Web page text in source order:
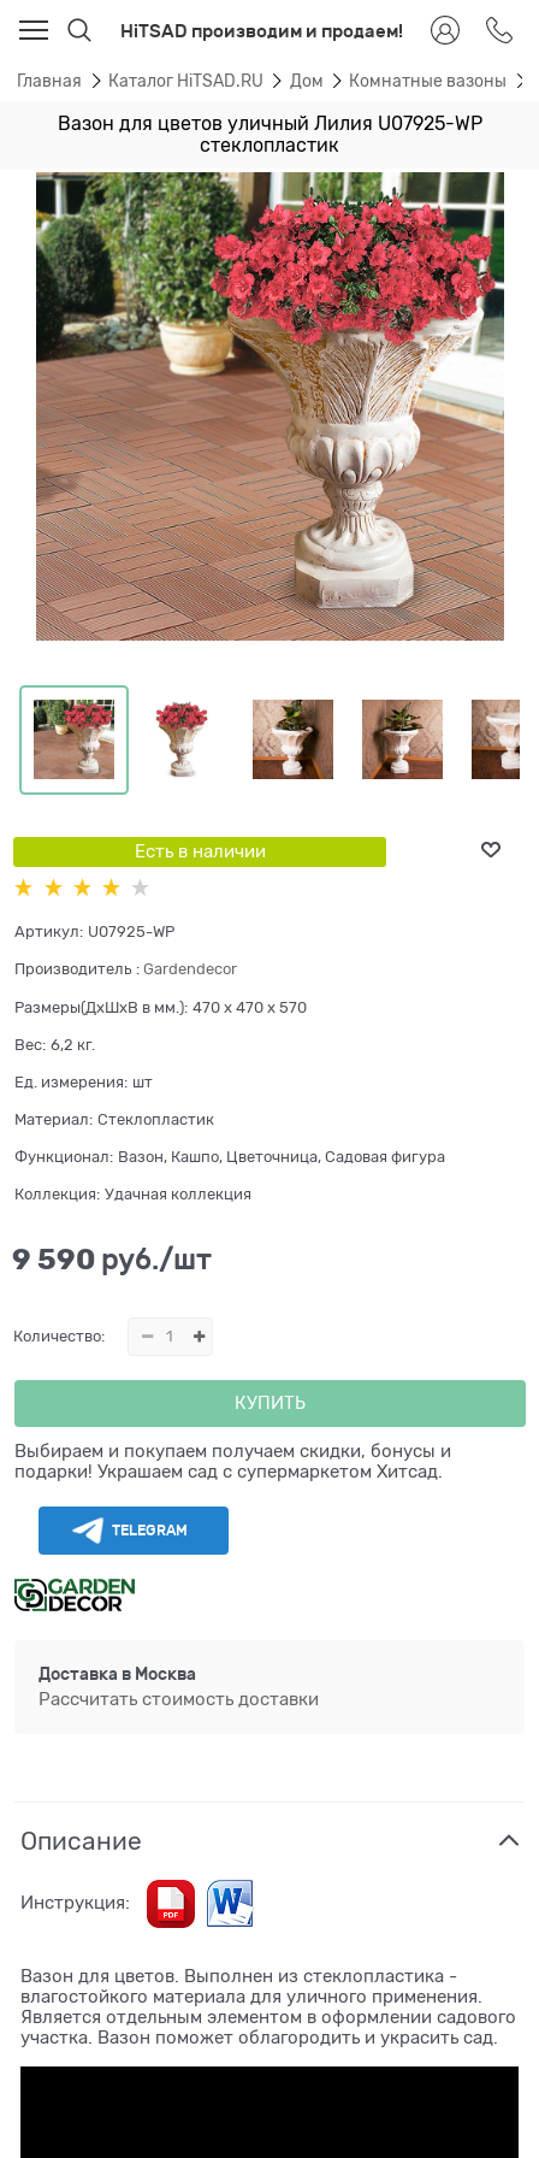
HiTSAD производим и продаем!
Главная Каталог HiTSAD.RU Дом Комнатные вазоны
Вазон для цветов уличный Лилия U07925-WP
стеклопластик
Есть в наличии
Артикул: U07925-WP
Производитель : Gardendecor
Размеры(ДхШхВ в мм.): 470 x 470 x 570
Вес: 6,2 кг.
Ед. измерения: шт
Материал: Стеклопластик
Функционал: Вазон, Кашпо, Цветочница, Садовая фигура
Коллекция: Удачная коллекция
9 590 руб./шт
Количество:
КУПИТЬ
Выбираем и покупаем получаем скидки, бонусы и
подарки! Украшаем сад с супермаркетом Хитсад.
TELEGRAM
Доставка в Москва
Рассчитать стоимость доставки
Описание
Инструкция:
Вазон для цветов. Выполнен из стеклопластика -
влагостойкого материала для уличного применения.
Является отдельным элементом в оформлении садового
участка. Вазон поможет облагородить и украсить сад.